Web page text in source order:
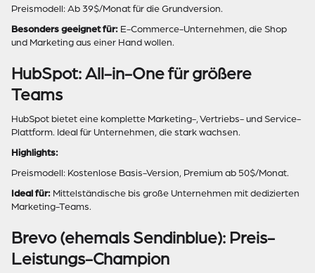
Preismodell: Ab 39$/Monat für die Grundversion.
Besonders geeignet für: E-Commerce-Unternehmen, die Shop
und Marketing aus einer Hand wollen.
HubSpot: All-in-One für größere
Teams
HubSpot bietet eine komplette Marketing-, Vertriebs- und Service-
Plattform. Ideal für Unternehmen, die stark wachsen.
Highlights:
Preismodell: Kostenlose Basis-Version, Premium ab 50$/Monat.
Ideal für: Mittelständische bis große Unternehmen mit dedizierten
Marketing-Teams.
Brevo (ehemals Sendinblue): Preis-
Leistungs-Champion